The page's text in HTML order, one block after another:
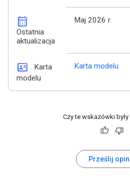
calendar_month
Ostatnia
aktualizacja
Maj 2026 r.
id_card
Karta
modelu
Karta modelu
Czy te wskazówki
Prześlij